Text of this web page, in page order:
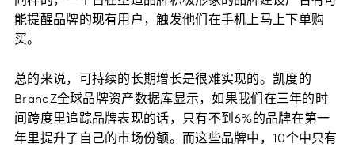
能提醒品牌的现有用户，触发他们在手机上马上下单购
买。
总的来说，可持续的长期增长是很难实现的。凯度的
BrandZ全球品牌资产数据库显示，如果我们在三年的时
间跨度里追踪品牌表现的话，只有不到6%的品牌在第一
年里提升了自己的市场份额。而这些品牌中，10个中只有